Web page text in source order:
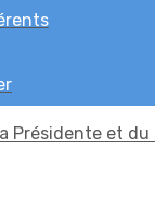
Présidente et du